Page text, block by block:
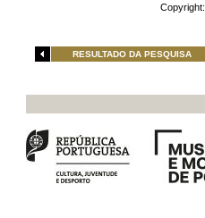
Copyright:
RESULTADO DA PESQUISA